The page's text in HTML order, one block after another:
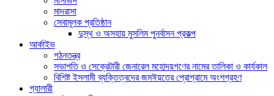
মাদরাসা
সেবামূলক প্রতিষ্ঠান
দুস্থ ও অসহায় মুসলিম পুনর্বাসন প্রকল্প
আর্কাইভ
গঠনতন্ত্র
সভাপতি ও সেক্রেটারী জেনারেল মহোদয়গণের নামের তালিকা ও কার্যকাল
বিশিষ্ট ইসলামী ব্যক্তিত্বদের জমঈয়তের প্রোগ্রামে অংশগ্রহণ
গ্যালারী